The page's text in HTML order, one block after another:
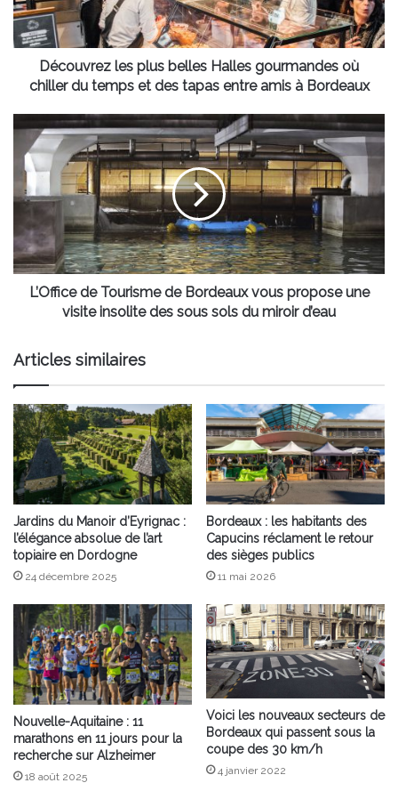
où
chiller
du
temps
entre
amis
Bordeaux
Découvrez les plus belles Halles gourmandes où
chiller du temps et des tapas entre amis à Bordeaux
Tourisme
de
Bordeaux
vous
propose
une
visite
insolite
du
miroir
d’eau
L’Office de Tourisme de Bordeaux vous propose une
visite insolite des sous sols du miroir d’eau
Articles similaires
Jardins du Manoir d’Eyrignac :
l’élégance absolue de l’art
topiaire en Dordogne
24 décembre 2025
Bordeaux : les habitants des
Capucins réclament le retour
des sièges publics
11 mai 2026
Nouvelle-Aquitaine : 11
marathons en 11 jours pour la
recherche sur Alzheimer
18 août 2025
Voici les nouveaux secteurs de
Bordeaux qui passent sous la
coupe des 30 km/h
4 janvier 2022